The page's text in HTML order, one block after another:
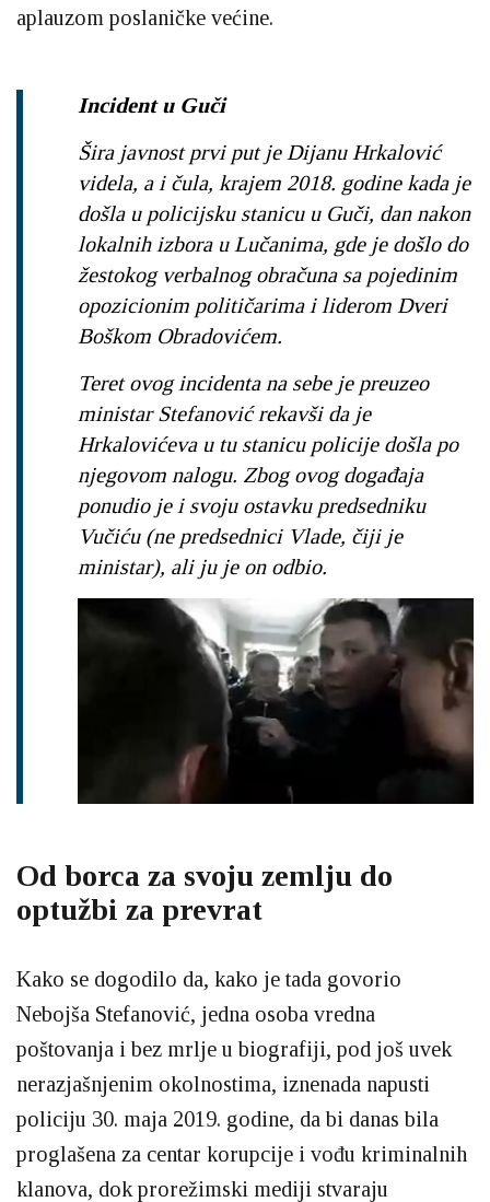
aplauzom poslaničke većine.
Incident u Guči
Šira javnost prvi put je Dijanu Hrkalović
videla, a i čula, krajem 2018. godine kada je
došla u policijsku stanicu u Guči, dan nakon
lokalnih izbora u Lučanima, gde je došlo do
žestokog verbalnog obračuna sa pojedinim
opozicionim političarima i liderom Dveri
Boškom Obradovićem.
Teret ovog incidenta na sebe je preuzeo
ministar Stefanović rekavši da je
Hrkalovićeva u tu stanicu policije došla po
njegovom nalogu. Zbog ovog događaja
ponudio je i svoju ostavku predsedniku
Vučiću (ne predsednici Vlade, čiji je
ministar), ali ju je on odbio.
Od borca za svoju zemlju do
optužbi za prevrat
Kako se dogodilo da, kako je tada govorio
Nebojša Stefanović, jedna osoba vredna
poštovanja i bez mrlje u biografiji, pod još uvek
nerazjašnjenim okolnostima, iznenada napusti
policiju 30. maja 2019. godine, da bi danas bila
proglašena za centar korupcije i vođu kriminalnih
klanova, dok prorežimski mediji stvaraju